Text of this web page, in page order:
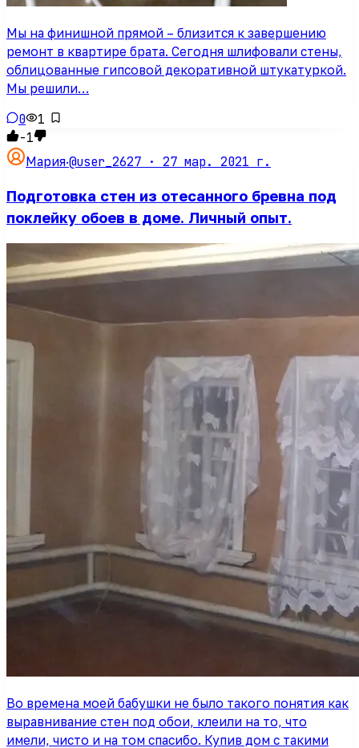
Мы на финишной прямой – близится к завершению
ремонт в квартире брата. Сегодня шлифовали стены,
облицованные гипсовой декоративной штукатуркой.
Мы решили…
0
1
-1
Мария·@user_2627 · 27 мар. 2021 г.
Подготовка стен из отесанного бревна под
поклейку обоев в доме. Личный опыт.
Во времена моей бабушки не было такого понятия как
выравнивание стен под обои, клеили на то, что
имели, чисто и на том спасибо. Купив дом с такими